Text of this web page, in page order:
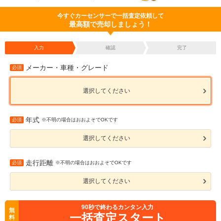
今すぐカーセンサーで一括査定依頼して
最高額で売却しましょう！
入力 確認 完了
必須 メーカー・車種・グレード
選択してください
必須 年式 ※不明の場合はおおよそでOKです
選択してください
必須 走行距離 ※不明の場合はおおよそでOKです
選択してください
無
料
90秒で終わるカンタン入力
一括査定スタート